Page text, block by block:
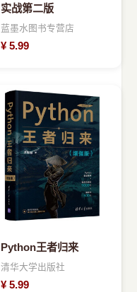
实战第二版
蓝墨水图书专营店
¥ 5.99
Python王者归来
清华大学出版社
¥ 5.99